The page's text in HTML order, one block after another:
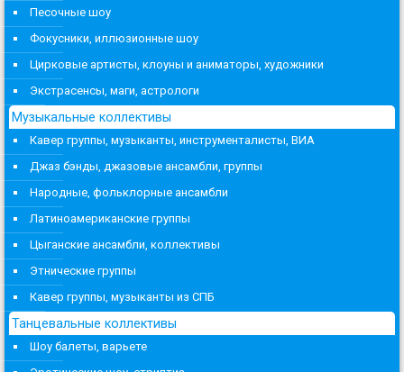
Песочные шоу
Фокусники, иллюзионные шоу
Цирковые артисты, клоуны и аниматоры, художники
Экстрасенсы, маги, астрологи
Музыкальные коллективы
Кавер группы, музыканты, инструменталисты, ВИА
Джаз бэнды, джазовые ансамбли, группы
Народные, фольклорные ансамбли
Латиноамериканские группы
Цыганские ансамбли, коллективы
Этнические группы
Кавер группы, музыканты из СПБ
Танцевальные коллективы
Шоу балеты, варьете